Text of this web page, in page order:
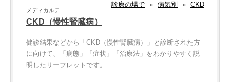
診療の場で » 病気別 » CKD
メディカルテ
CKD（慢性腎臓病）
健診結果などから「CKD（慢性腎臓病）」と診断された方
に向けて、「病態」「症状」「治療法」をわかりやすく説
明したリーフレットです。